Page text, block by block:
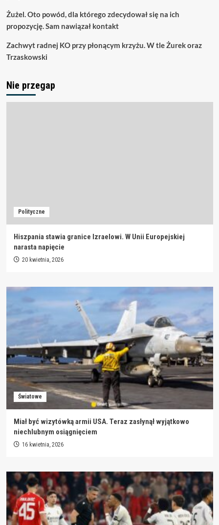
Żużel. Oto powód, dla którego zdecydował się na ich
propozycję. Sam nawiązał kontakt
Zachwyt radnej KO przy płonącym krzyżu. W tle Żurek oraz
Trzaskowski
Nie przegap
Polityczne
Hiszpania stawia granice Izraelowi. W Unii Europejskiej
narasta napięcie
20 kwietnia, 2026
Światowe
Miał być wizytówką armii USA. Teraz zasłynął wyjątkowo
niechlubnym osiągnięciem
16 kwietnia, 2026